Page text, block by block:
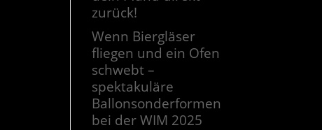
zurück!
Wenn Biergläser
fliegen und ein Ofen
schwebt –
spektakuläre
Ballonsonderformen
bei der WIM 2025